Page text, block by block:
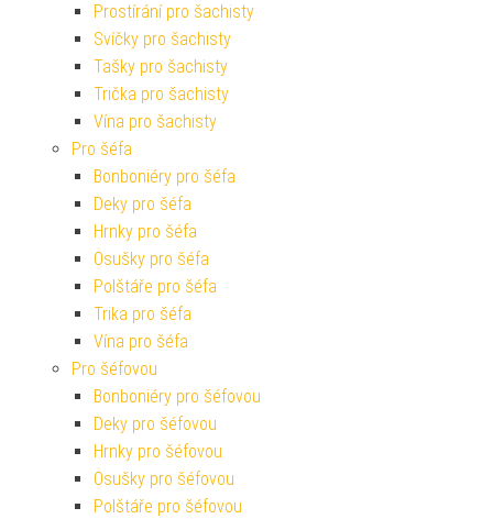
Prostírání pro šachisty
Svíčky pro šachisty
Tašky pro šachisty
Trička pro šachisty
Vína pro šachisty
Pro šéfa
Bonboniéry pro šéfa
Deky pro šéfa
Hrnky pro šéfa
Osušky pro šéfa
Polštáře pro šéfa
Trika pro šéfa
Vína pro šéfa
Pro šéfovou
Bonboniéry pro šéfovou
Deky pro šéfovou
Hrnky pro šéfovou
Osušky pro šéfovou
Polštáře pro šéfovou